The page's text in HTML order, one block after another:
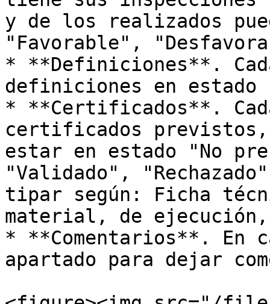
y de los realizados
"Favorable",
* **Definiciones**.
definiciones en
* **Certificados**.
certificados previstos,
estar en estado "No
"Validado",
tipar según: Ficha
material, de
* **Comentarios**. En
apartado para dejar